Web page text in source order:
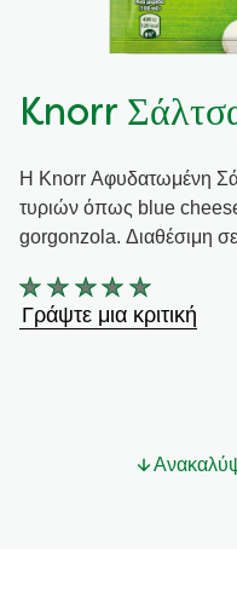
Συνταγές από την
Knorr
Η Knorr Αφυδατωμένη
τυριών όπως blue
gorgonzola. Διαθέσιμη
Δεν
υποβλήθηκαν
Γράψτε μια κριτική